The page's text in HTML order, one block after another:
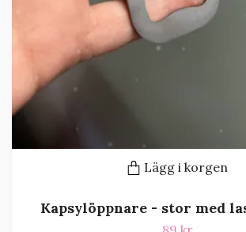
Lägg i korgen
Kapsylöppnare - stor med